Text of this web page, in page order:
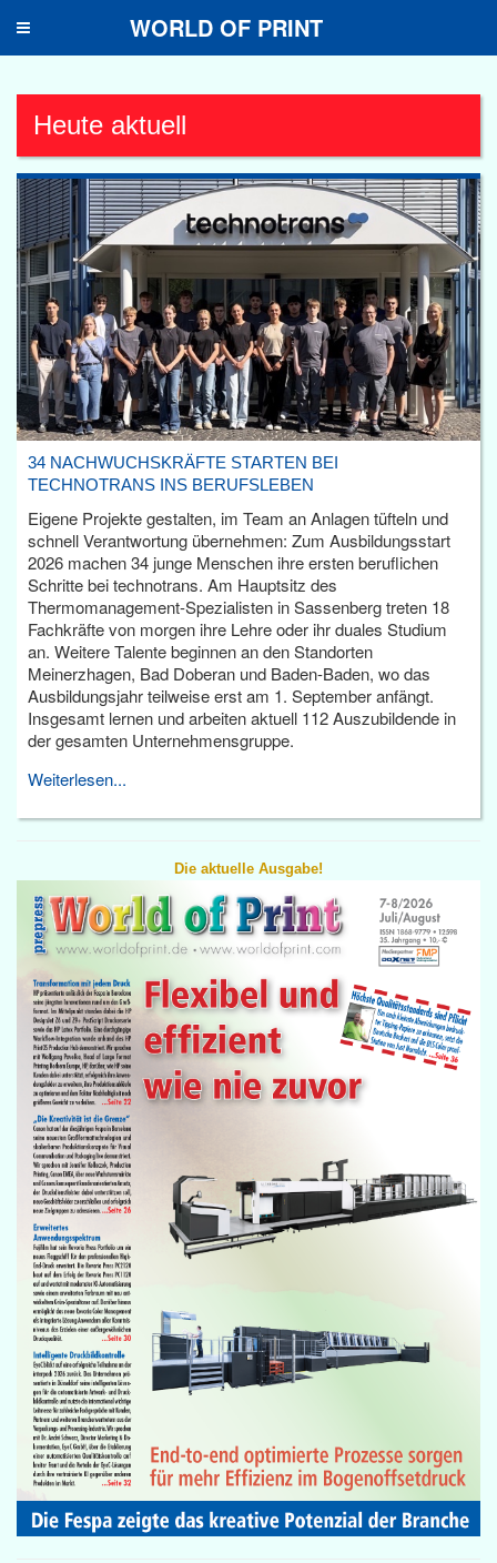
Toggle
WORLD OF PRINT
Heute aktuell
34 NACHWUCHSKRÄFTE STARTEN BEI
TECHNOTRANS INS BERUFSLEBEN
Eigene Projekte gestalten, im Team an Anlagen tüfteln und
schnell Verantwortung übernehmen: Zum Ausbildungsstart
2026 machen 34 junge Menschen ihre ersten beruflichen
Schritte bei technotrans. Am Hauptsitz des
Thermomanagement-Spezialisten in Sassenberg treten 18
Fachkräfte von morgen ihre Lehre oder ihr duales Studium
an. Weitere Talente beginnen an den Standorten
Meinerzhagen, Bad Doberan und Baden-Baden, wo das
Ausbildungsjahr teilweise erst am 1. September anfängt.
Insgesamt lernen und arbeiten aktuell 112 Auszubildende in
der gesamten Unternehmensgruppe.
Weiterlesen...
Die aktuelle Ausgabe!